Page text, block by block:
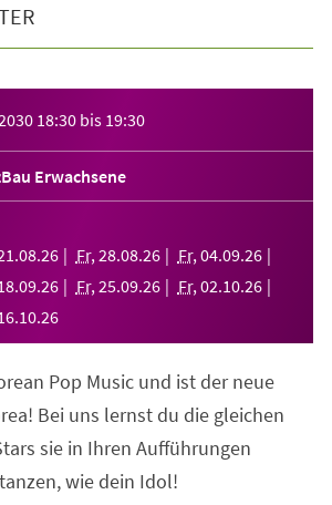
18:30 bis 19:30
Erwachsene
.08.26 Fr, 28.08.26 Fr, 04.09.26
.09.26 Fr, 25.09.26 Fr, 02.10.26
.10.26
Pop Music und ist der neue
Bei uns lernst du die gleichen
sie in Ihren Aufführungen
wie dein Idol!